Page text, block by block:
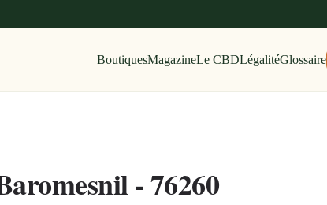
BoutiquesMagazineLe CBDLégalitéGlossaire
- 76260